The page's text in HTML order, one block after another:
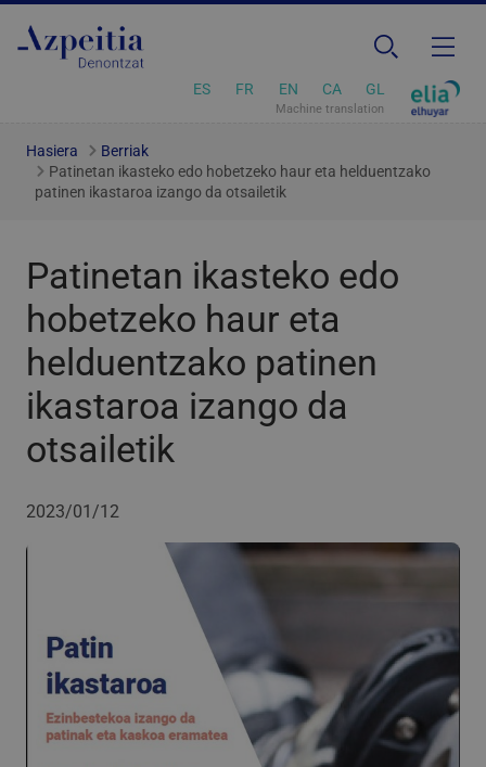
ES FR EN CA GL
Machine translation
Hasiera
Berriak
Patinetan ikasteko edo hobetzeko haur eta helduentzako
patinen ikastaroa izango da otsailetik
Patinetan ikasteko edo
hobetzeko haur eta
helduentzako patinen
ikastaroa izango da
otsailetik
2023/01/12